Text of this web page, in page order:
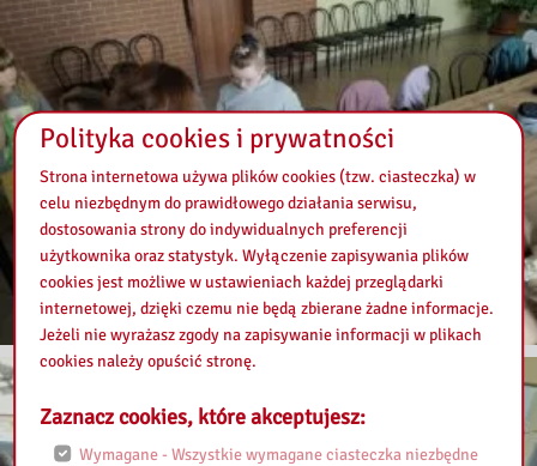
Polityka cookies i prywatności
Strona internetowa używa plików cookies (tzw. ciasteczka) w
celu niezbędnym do prawidłowego działania serwisu,
dostosowania strony do indywidualnych preferencji
użytkownika oraz statystyk. Wyłączenie zapisywania plików
cookies jest możliwe w ustawieniach każdej przeglądarki
internetowej, dzięki czemu nie będą zbierane żadne informacje.
Jeżeli nie wyrażasz zgody na zapisywanie informacji w plikach
cookies należy opuścić stronę.
Zaznacz cookies, które akceptujesz:
Wymagane - Wszystkie wymagane ciasteczka niezbędne